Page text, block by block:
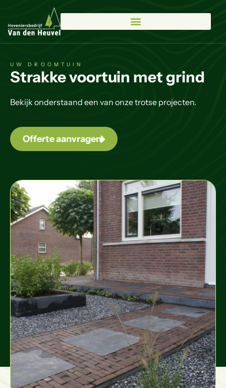
UW DROOMTUIN
Strakke voortuin met grind
Bekijk onderstaand een van onze trotse projecten.
Offerte aanvragen